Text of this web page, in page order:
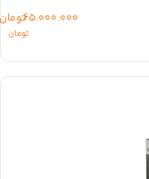
تومان